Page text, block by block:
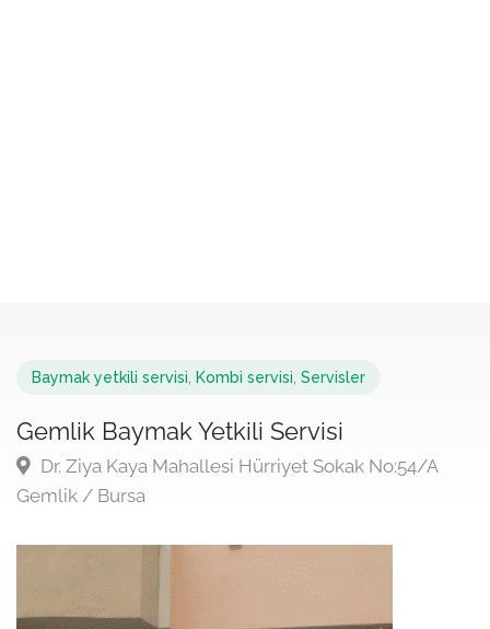
Baymak yetkili servisi Kombi servisi Servisler
Gemlik Baymak Yetkili Servisi
Dr. Ziya Kaya Mahallesi Hürriyet Sokak No:54/A
Gemlik / Bursa